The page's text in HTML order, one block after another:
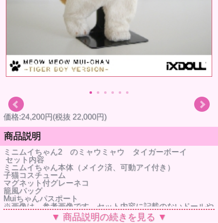
価格:24,200円(税抜 22,000円)
商品説明
ミニムイちゃん2 のミャウミャウ タイガーボーイ
セット内容
ミニムイちゃん本体（メイク済、可動アイ付き）
子猫コスチューム
マグネット付グレーネコ
籠風バッグ
Muiちゃんパスポート
※画像は、参考画像です。セット内容に記載のないドールや
撮影小物は、付属しません。
▼ 商品説明の続きを見る ▼